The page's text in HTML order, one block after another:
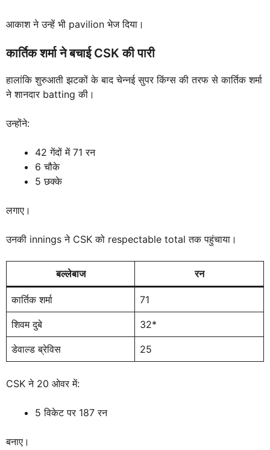
आकाश ने उन्हें भी pavilion भेज दिया।
कार्तिक शर्मा ने बचाई CSK की पारी
हालांकि शुरुआती झटकों के बाद चेन्नई सुपर किंग्स की तरफ से कार्तिक शर्मा
ने शानदार batting की।
उन्होंने:
42 गेंदों में 71 रन
6 चौके
5 छक्के
लगाए।
उनकी innings ने CSK को respectable total तक पहुंचाया।
बल्लेबाज रन
कार्तिक शर्मा 71
शिवम दुबे 32*
डेवाल्ड ब्रेविस 25
CSK ने 20 ओवर में:
5 विकेट पर 187 रन
बनाए।